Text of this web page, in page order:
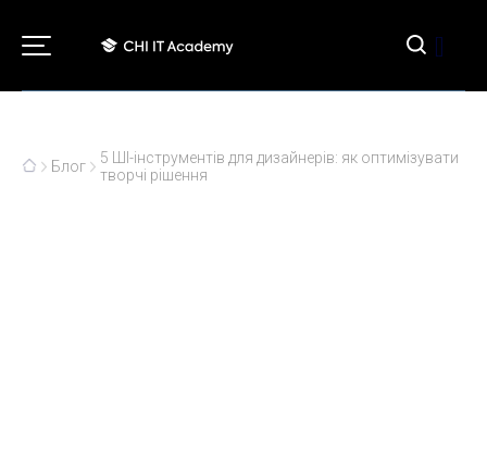
[]
Блог
5 ШІ-інструментів для дизайнерів: як оптимізувати
творчі рішення